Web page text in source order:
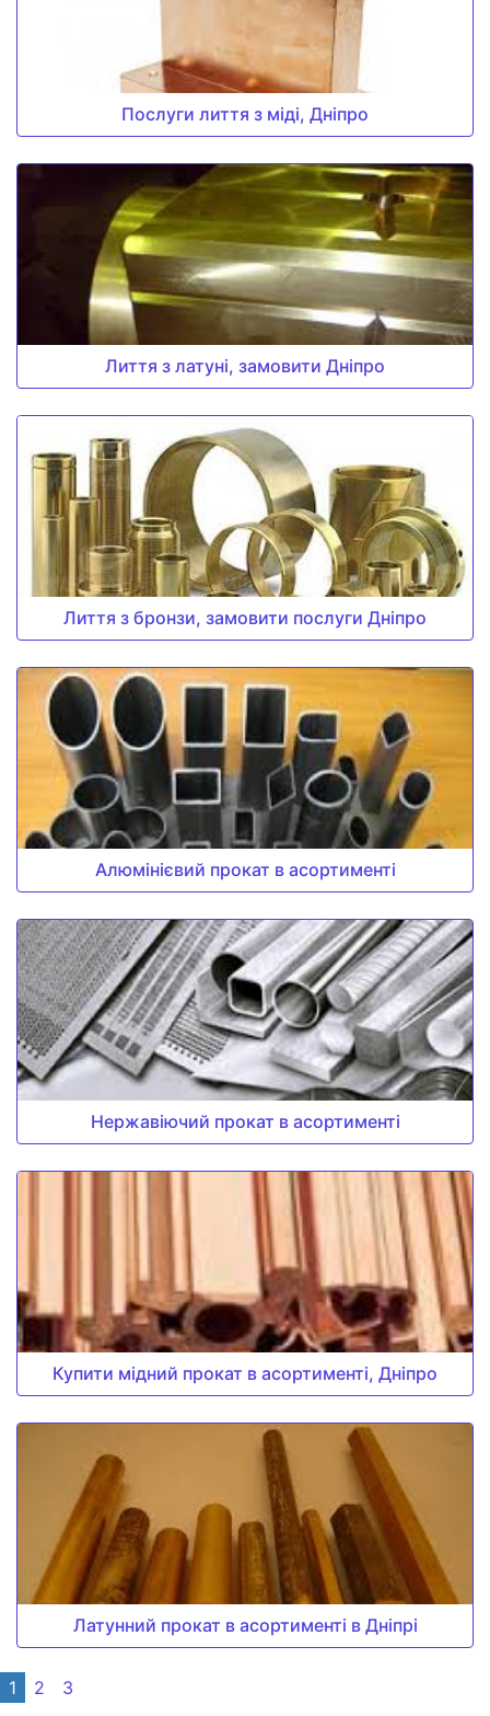
Послуги лиття з міді, Дніпро
Лиття з латуні, замовити Дніпро
Лиття з бронзи, замовити послуги Дніпро
Алюмінієвий прокат в асортименті
Нержавіючий прокат в асортименті
Купити мідний прокат в асортименті, Дніпро
Латунний прокат в асортименті в Дніпрі
1 2 3